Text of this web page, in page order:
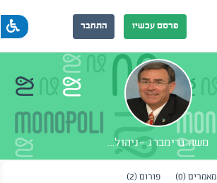
פרסם עכשיו התחבר
משה גרימברג -ניהול...
מאמרים (0) פורום (2)